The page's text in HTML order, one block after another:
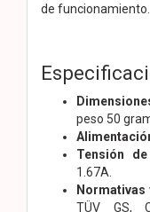
de funcionamiento.
peso 50
Tensión
1.67A.
Normativas
TÜV GS,